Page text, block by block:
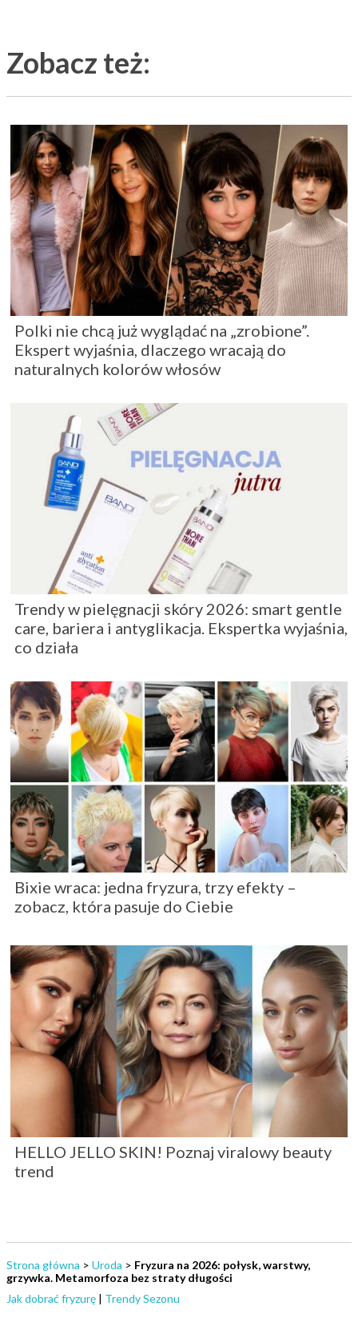
Zobacz też:
Polki nie chcą już wyglądać na „zrobione”.
Ekspert wyjaśnia, dlaczego wracają do
naturalnych kolorów włosów
Trendy w pielęgnacji skóry 2026: smart gentle
care, bariera i antyglikacja. Ekspertka wyjaśnia,
co działa
Bixie wraca: jedna fryzura, trzy efekty –
zobacz, która pasuje do Ciebie
HELLO JELLO SKIN! Poznaj viralowy beauty
trend
Strona główna > Uroda > Fryzura na 2026: połysk, warstwy,
grzywka. Metamorfoza bez straty długości
Jak dobrać fryzurę | Trendy Sezonu